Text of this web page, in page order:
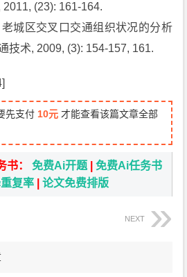
(23): 161-164.
老城区交叉口交通组织状况的分析
技术, 2009, (3): 154-157, 161.
先支付 10元 才能查看该篇文章全部
书：免费Ai开题 |免费Ai任务书
复率 |论文免费排版
NEXT